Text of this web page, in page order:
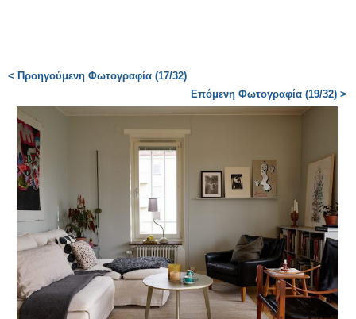
< Προηγούμενη Φωτογραφία (17/32)
Επόμενη Φωτογραφία (19/32) >